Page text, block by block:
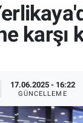
karşı
17.06.2025 - 16:22
GÜNCELLEME